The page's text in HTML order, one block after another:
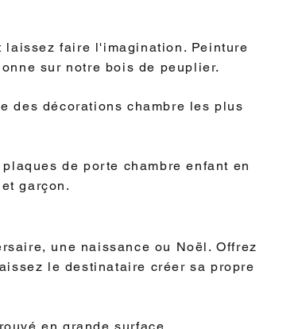
laissez faire l'imagination. Peinture
sur notre bois de peuplier.
des décorations chambre les plus
de porte chambre enfant en
garçon.
une naissance ou Noël. Offrez
le destinataire créer sa propre